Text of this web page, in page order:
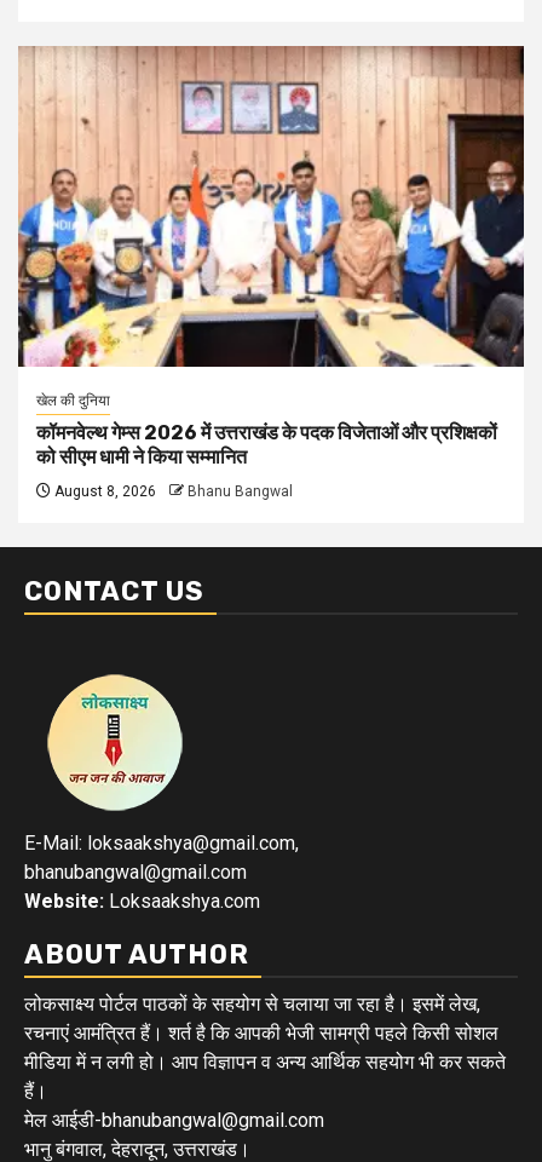
खेल की दुनिया
कॉमनवेल्थ गेम्स 2026 में उत्तराखंड के पदक विजेताओं और प्रशिक्षकों
को सीएम धामी ने किया सम्मानित
August 8, 2026 Bhanu Bangwal
CONTACT US
E-Mail: loksaakshya@gmail.com,
bhanubangwal@gmail.com
Website: Loksaakshya.com
ABOUT AUTHOR
लोकसाक्ष्य पोर्टल पाठकों के सहयोग से चलाया जा रहा है। इसमें लेख,
रचनाएं आमंत्रित हैं। शर्त है कि आपकी भेजी सामग्री पहले किसी सोशल
मीडिया में न लगी हो। आप विज्ञापन व अन्य आर्थिक सहयोग भी कर सकते
हैं।
मेल आईडी-bhanubangwal@gmail.com
भानु बंगवाल, देहरादून, उत्तराखंड।